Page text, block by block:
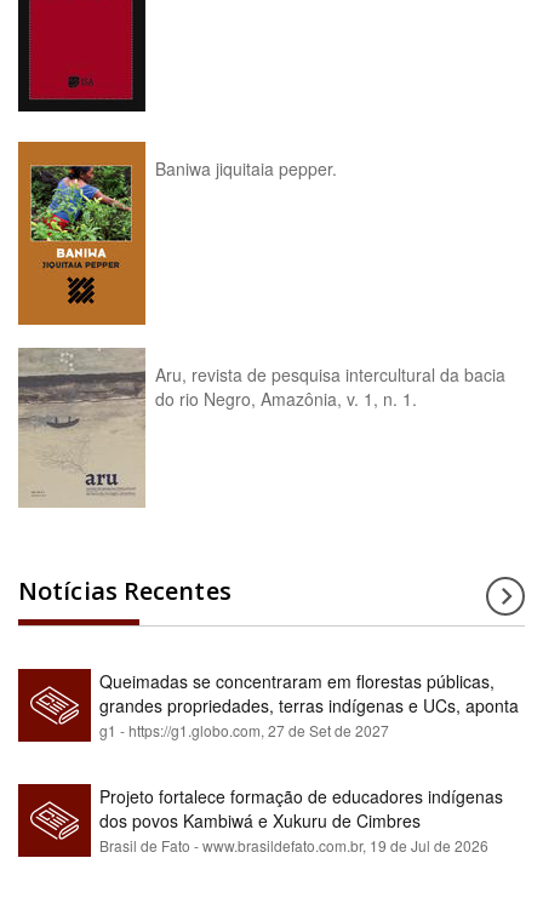
Baniwa jiquitaia pepper.
Aru, revista de pesquisa intercultural da bacia
do rio Negro, Amazônia, v. 1, n. 1.
Notícias Recentes
Queimadas se concentraram em florestas públicas,
grandes propriedades, terras indígenas e UCs, aponta
relatório
g1 - https://g1.globo.com, 27 de Set de 2027
Projeto fortalece formação de educadores indígenas
dos povos Kambiwá e Xukuru de Cimbres
Brasil de Fato - www.brasildefato.com.br, 19 de Jul de 2026